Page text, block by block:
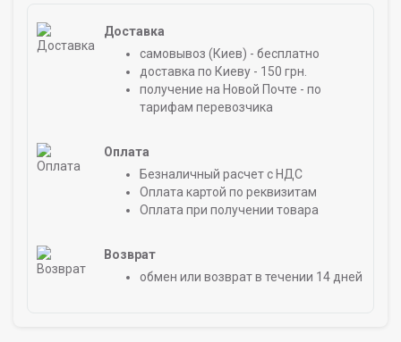
Доставка
самовывоз (Киев) - бесплатно
доставка по Киеву - 150 грн.
получение на Новой Почте - по
тарифам перевозчика
Оплата
Безналичный расчет с НДС
Оплата картой по реквизитам
Оплата при получении товара
Возврат
обмен или возврат в течении 14 дней